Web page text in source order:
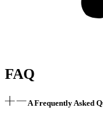
FAQ
A Frequently Asked